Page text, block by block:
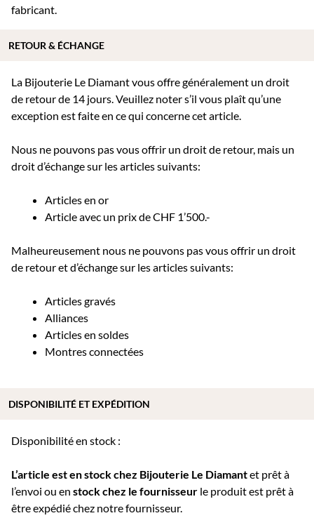
fabricant.
La Bijouterie Le Diamant vous offre généralement un droit
de retour de 14 jours. Veuillez noter s’il vous plaît qu’une
exception est faite en ce qui concerne cet article.
Nous ne pouvons pas vous offrir un droit de retour, mais un
droit d’échange sur les articles suivants:
Articles en or
Article avec un prix de CHF 1’500.-
Malheureusement nous ne pouvons pas vous offrir un droit
de retour et d’échange sur les articles suivants:
Articles gravés
Alliances
Articles en soldes
Montres connectées
Disponibilité en stock :
L’article est en stock chez Bijouterie Le Diamantet prêt à
l’envoi ou en stock chez le fournisseur le produit est prêt à
être expédié chez notre fournisseur.
RETOUR & ÉCHANGE
DISPONIBILITÉ ET EXPÉDITION